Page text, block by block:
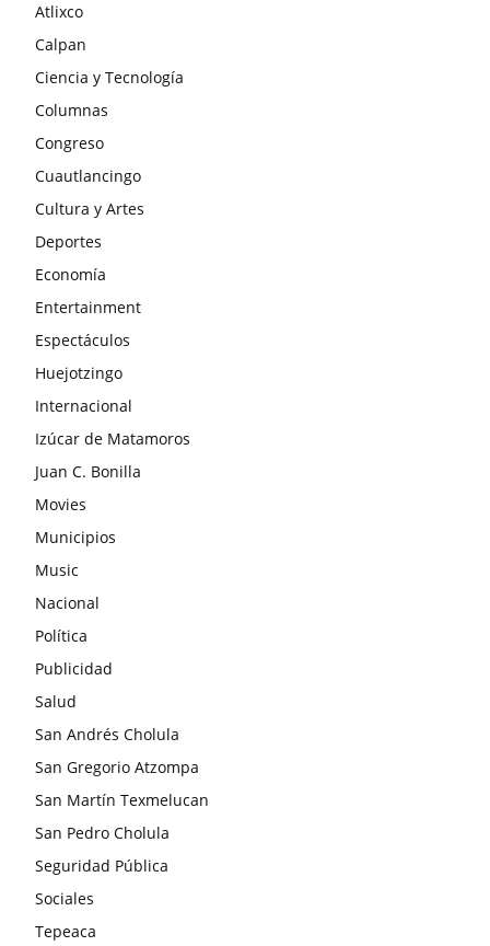
Atlixco
Calpan
Ciencia y Tecnología
Columnas
Congreso
Cuautlancingo
Cultura y Artes
Deportes
Economía
Entertainment
Espectáculos
Huejotzingo
Internacional
Izúcar de Matamoros
Juan C. Bonilla
Movies
Municipios
Music
Nacional
Política
Publicidad
Salud
San Andrés Cholula
San Gregorio Atzompa
San Martín Texmelucan
San Pedro Cholula
Seguridad Pública
Sociales
Tepeaca